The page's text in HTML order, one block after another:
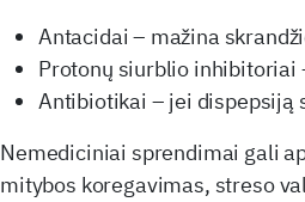
Antacidai – mažina
Protonų siurblio inhibitoriai
Antibiotikai – jei dispepsiją
Nemediciniai sprendimai gali
mitybos koregavimas, streso